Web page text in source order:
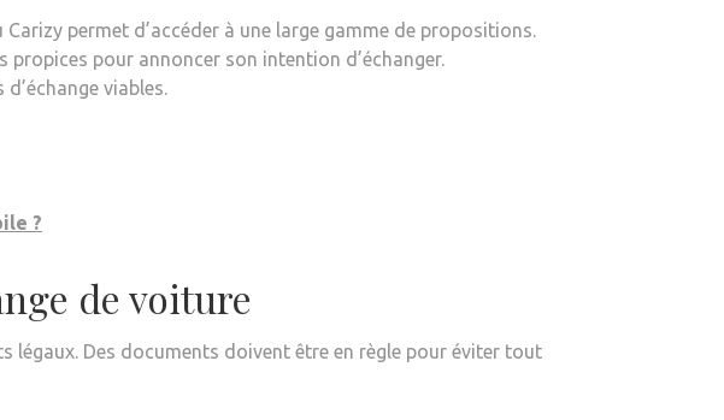
permet d’accéder à une large gamme de propositions.
propices pour annoncer son intention d’échanger.
viables.
?
de voiture
légaux. Des documents doivent être en règle pour éviter tout